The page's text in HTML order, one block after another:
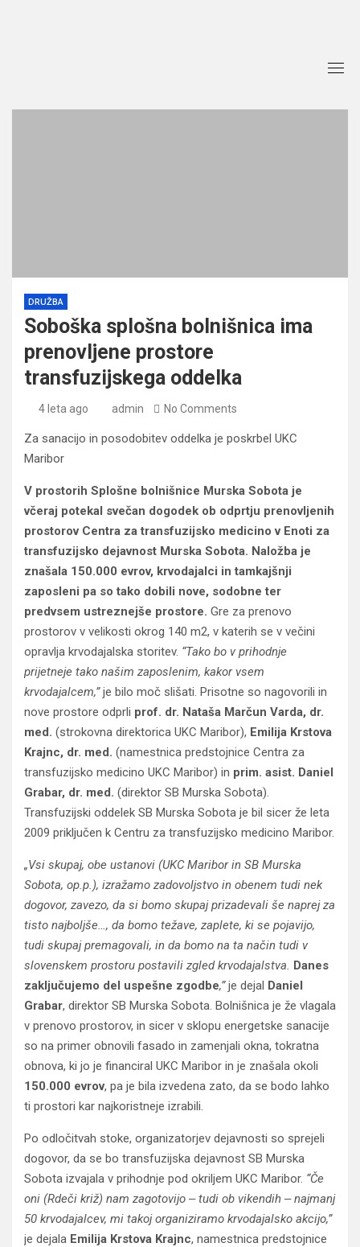
DRUŽBA
Soboška splošna bolnišnica ima
prenovljene prostore
transfuzijskega oddelka
4 leta ago admin No Comments
Za sanacijo in posodobitev oddelka je poskrbel UKC
Maribor
V prostorih Splošne bolnišnice Murska Sobota je
včeraj potekal svečan dogodek ob odprtju prenovljenih
prostorov Centra za transfuzijsko medicino v Enoti za
transfuzijsko dejavnost Murska Sobota. Naložba je
znašala 150.000 evrov, krvodajalci in tamkajšnji
zaposleni pa so tako dobili nove, sodobne ter
predvsem ustreznejše prostore. Gre za prenovo
prostorov v velikosti okrog 140 m2, v katerih se v večini
opravlja krvodajalska storitev. “Tako bo v prihodnje
prijetneje tako našim zaposlenim, kakor vsem
krvodajalcem,”je bilo moč slišati. Prisotne so nagovorili in
nove prostore odprli prof. dr. Nataša Marčun Varda, dr.
med. (strokovna direktorica UKC Maribor), Emilija Krstova
Krajnc, dr. med. (namestnica predstojnice Centra za
transfuzijsko medicino UKC Maribor) in prim. asist. Daniel
Grabar, dr. med. (direktor SB Murska Sobota).
Transfuzijski oddelek SB Murska Sobota je bil sicer že leta
2009 priključen k Centru za transfuzijsko medicino Maribor.
„Vsi skupaj, obe ustanovi (UKC Maribor in SB Murska
Sobota, op.p.), izražamo zadovoljstvo in obenem tudi nek
dogovor, zavezo, da si bomo skupaj prizadevali še naprej za
tisto najboljše…, da bomo težave, zaplete, ki se pojavijo,
tudi skupaj premagovali, in da bomo na ta način tudi v
slovenskem prostoru postavili zgled krvodajalstva. Danes
zaključujemo del uspešne zgodbe,”je dejal Daniel
Grabar, direktor SB Murska Sobota. Bolnišnica je že vlagala
v prenovo prostorov, in sicer v sklopu energetske sanacije
so na primer obnovili fasado in zamenjali okna, tokratna
obnova, ki jo je financiral UKC Maribor in je znašala okoli
150.000 evrov, pa je bila izvedena zato, da se bodo lahko
ti prostori kar najkoristneje izrabili.
Po odločitvah stoke, organizatorjev dejavnosti so sprejeli
dogovor, da se bo transfuzijska dejavnost SB Murska
Sobota izvajala v prihodnje pod okriljem UKC Maribor. “Če
oni (Rdeči križ) nam zagotovijo ‒ tudi ob vikendih ‒ najmanj
50 krvodajalcev, mi takoj organiziramo krvodajalsko akcijo,”
je dejala Emilija Krstova Krajnc, namestnica predstojnice